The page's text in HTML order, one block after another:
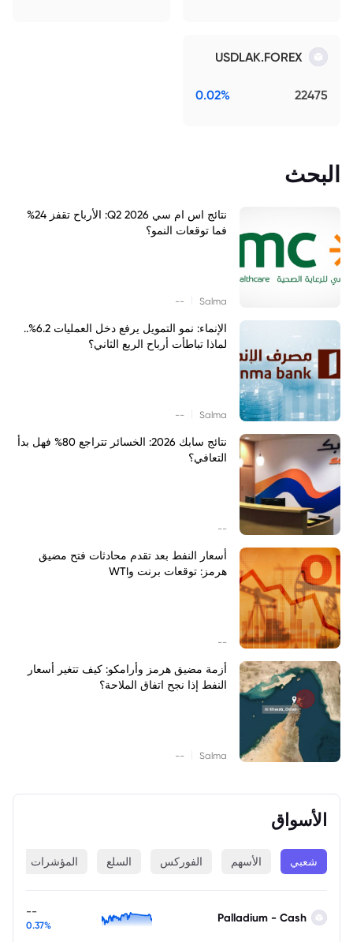
USDLAK.FOREX
22475
0.02%
البحث
نتائج اس ام سي Q2 2026: الأرباح تقفز 24%
فما توقعات النمو؟
Salma
--
الإنماء: نمو التمويل يرفع دخل العمليات 6.2%..
لماذا تباطأت أرباح الربع الثاني؟
Salma
--
نتائج سابك 2026: الخسائر تتراجع 80% فهل بدأ
التعافي؟
--
أسعار النفط بعد تقدم محادثات فتح مضيق
هرمز: توقعات برنت وWTI
--
أزمة مضيق هرمز وأرامكو: كيف تتغير أسعار
النفط إذا نجح اتفاق الملاحة؟
Salma
--
الأسواق
شعبي الأسهم الفوركس السلع المؤشرات
Palladium - Cash
--
0.37%